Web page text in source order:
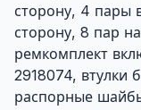
сторону, 4 пары
сторону, 8 пар
ремкомплект
2918074, втулки
распорные